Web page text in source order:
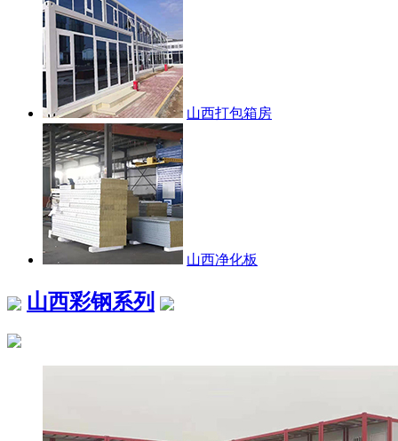
山西打包箱房
山西净化板
山西彩钢系列